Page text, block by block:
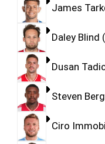
James
Daley Blind
Dusan
Steven
Ciro